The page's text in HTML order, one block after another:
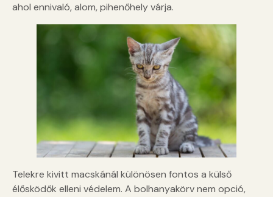
ahol ennivaló, alom, pihenőhely várja.
Telekre kivitt macskánál különösen fontos a külső
élősködők elleni védelem. A bolhanyakörv nem opció,